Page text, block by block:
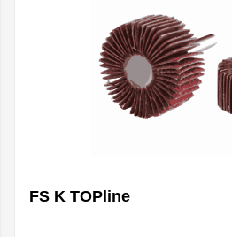
FS K TOPline